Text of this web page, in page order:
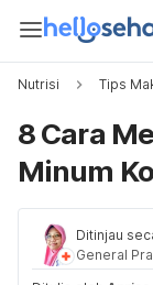
Nutrisi Tips
8 Cara
Minum
Ditinjau
General